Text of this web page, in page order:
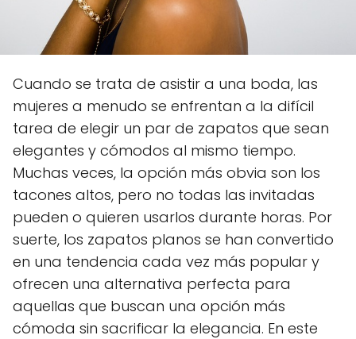
Cuando se trata de asistir a una boda, las
mujeres a menudo se enfrentan a la difícil
tarea de elegir un par de zapatos que sean
elegantes y cómodos al mismo tiempo.
Muchas veces, la opción más obvia son los
tacones altos, pero no todas las invitadas
pueden o quieren usarlos durante horas. Por
suerte, los zapatos planos se han convertido
en una tendencia cada vez más popular y
ofrecen una alternativa perfecta para
aquellas que buscan una opción más
cómoda sin sacrificar la elegancia. En este